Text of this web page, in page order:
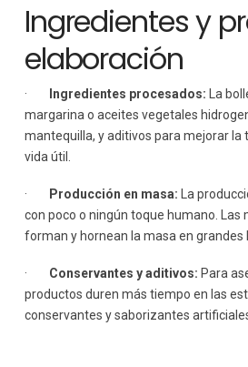
Ingredientes y
elaboración
· Ingredientes procesados: La
margarina o aceites vegetales
mantequilla, y aditivos para mejorar la
vida útil.
· Producción en masa: La
con poco o ningún toque humano. Las
forman y hornean la masa en grandes
· Conservantes y aditivos: Para
productos duren más tiempo en las
conservantes y saborizantes